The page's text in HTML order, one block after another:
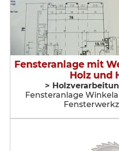
Fensteranlage mit
Holz und
>
Fensteranlage